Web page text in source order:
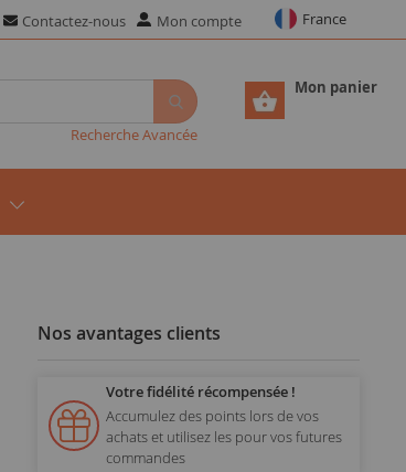
Contactez-nous Mon compte France
Mon panier
Recherche Avancée
Nos avantages clients
Votre fidélité récompensée !
Accumulez des points lors de vos
achats et utilisez les pour vos futures
commandes